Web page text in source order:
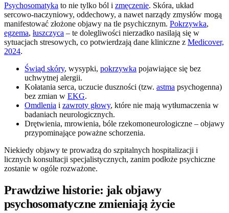
Psychosomatyka to nie tylko ból i zmęczenie. Skóra, układ
sercowo-naczyniowy, oddechowy, a nawet narządy zmysłów mogą
manifestować złożone objawy na tle psychicznym. Pokrzywka,
egzema, łuszczyca – te dolegliwości nierzadko nasilają się w
sytuacjach stresowych, co potwierdzają dane kliniczne z Medicover,
2024.
Świąd skóry, wysypki, pokrzywka pojawiające się bez
uchwytnej alergii.
Kołatania serca, uczucie duszności (tzw. astma psychogenna)
bez zmian w EKG.
Omdlenia i zawroty głowy, które nie mają wytłumaczenia w
badaniach neurologicznych.
Drętwienia, mrowienia, bóle rzekomoneurologiczne – objawy
przypominające poważne schorzenia.
Niekiedy objawy te prowadzą do szpitalnych hospitalizacji i
licznych konsultacji specjalistycznych, zanim podłoże psychiczne
zostanie w ogóle rozważone.
Prawdziwe historie: jak objawy
psychosomatyczne zmieniają życie